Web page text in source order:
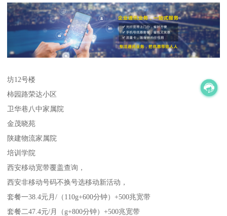
坊12号楼
柿园路荣达小区
卫华巷八中家属院
金茂晓苑
陕建物流家属院
培训学院
西安移动宽带覆盖查询，
西安非移动号码不换号选移动新活动，
套餐一38.4元月/（110g+600分钟）+500兆宽带
套餐二47.4元/月（g+800分钟）+500兆宽带